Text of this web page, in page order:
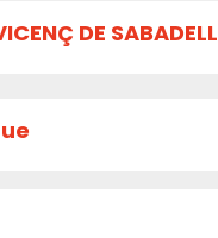
DE SABADELL